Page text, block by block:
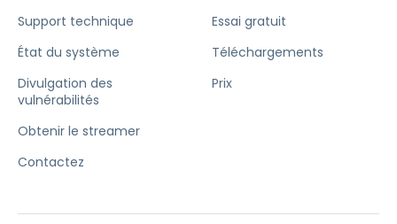
Support technique
État du système
Divulgation des
vulnérabilités
Obtenir le streamer
Contactez
Essai gratuit
Téléchargements
Prix